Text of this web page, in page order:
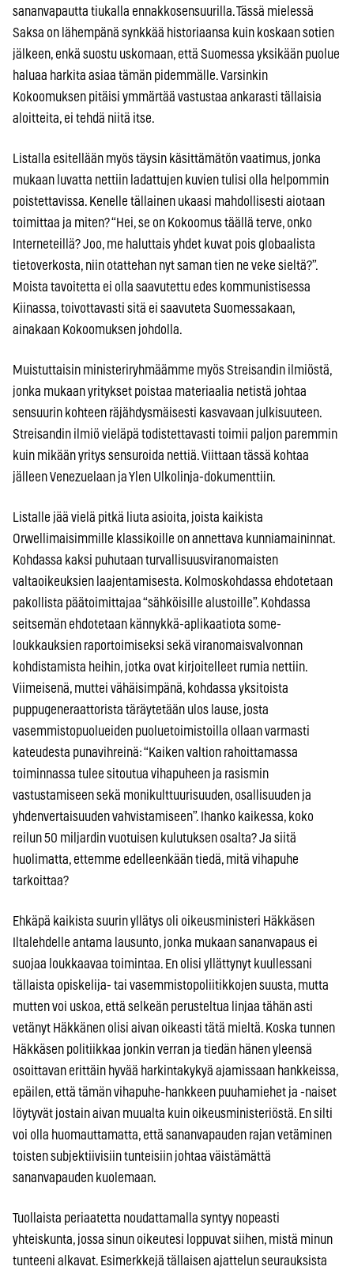
sananvapautta tiukalla ennakkosensuurilla. Tässä mielessä
Saksa on lähempänä synkkää historiaansa kuin koskaan sotien
jälkeen, enkä suostu uskomaan, että Suomessa yksikään puolue
haluaa harkita asiaa tämän pidemmälle. Varsinkin
Kokoomuksen pitäisi ymmärtää vastustaa ankarasti tällaisia
aloitteita, ei tehdä niitä itse.
Listalla esitellään myös täysin käsittämätön vaatimus, jonka
mukaan luvatta nettiin ladattujen kuvien tulisi olla helpommin
poistettavissa. Kenelle tällainen ukaasi mahdollisesti aiotaan
toimittaa ja miten? “Hei, se on Kokoomus täällä terve, onko
Interneteillä? Joo, me haluttais yhdet kuvat pois globaalista
tietoverkosta, niin otattehan nyt saman tien ne veke sieltä?”.
Moista tavoitetta ei olla saavutettu edes kommunistisessa
Kiinassa, toivottavasti sitä ei saavuteta Suomessakaan,
ainakaan Kokoomuksen johdolla.
Muistuttaisin ministeriryhmäämme myös Streisandin ilmiöstä,
jonka mukaan yritykset poistaa materiaalia netistä johtaa
sensuurin kohteen räjähdysmäisesti kasvavaan julkisuuteen.
Streisandin ilmiö vieläpä todistettavasti toimii paljon paremmin
kuin mikään yritys sensuroida nettiä. Viittaan tässä kohtaa
jälleen Venezuelaan ja Ylen Ulkolinja-dokumenttiin.
Listalle jää vielä pitkä liuta asioita, joista kaikista
Orwellimaisimmille klassikoille on annettava kunniamaininnat.
Kohdassa kaksi puhutaan turvallisuusviranomaisten
valtaoikeuksien laajentamisesta. Kolmoskohdassa ehdotetaan
pakollista päätoimittajaa “sähköisille alustoille”. Kohdassa
seitsemän ehdotetaan kännykkä-aplikaatiota some-
loukkauksien raportoimiseksi sekä viranomaisvalvonnan
kohdistamista heihin, jotka ovat kirjoitelleet rumia nettiin.
Viimeisenä, muttei vähäisimpänä, kohdassa yksitoista
puppugeneraattorista täräytetään ulos lause, josta
vasemmistopuolueiden puoluetoimistoilla ollaan varmasti
kateudesta punavihreinä: “Kaiken valtion rahoittamassa
toiminnassa tulee sitoutua vihapuheen ja rasismin
vastustamiseen sekä monikulttuurisuuden, osallisuuden ja
yhdenvertaisuuden vahvistamiseen”. Ihanko kaikessa, koko
reilun 50 miljardin vuotuisen kulutuksen osalta? Ja siitä
huolimatta, ettemme edelleenkään tiedä, mitä vihapuhe
tarkoittaa?
Ehkäpä kaikista suurin yllätys oli oikeusministeri Häkkäsen
Iltalehdelle antama lausunto, jonka mukaan sananvapaus ei
suojaa loukkaavaa toimintaa. En olisi yllättynyt kuullessani
tällaista opiskelija- tai vasemmistopoliitikkojen suusta, mutta
mutten voi uskoa, että selkeän perusteltua linjaa tähän asti
vetänyt Häkkänen olisi aivan oikeasti tätä mieltä. Koska tunnen
Häkkäsen politiikkaa jonkin verran ja tiedän hänen yleensä
osoittavan erittäin hyvää harkintakykyä ajamissaan hankkeissa,
epäilen, että tämän vihapuhe-hankkeen puuhamiehet ja -naiset
löytyvät jostain aivan muualta kuin oikeusministeriöstä. En silti
voi olla huomauttamatta, että sananvapauden rajan vetäminen
toisten subjektiivisiin tunteisiin johtaa väistämättä
sananvapauden kuolemaan.
Tuollaista periaatetta noudattamalla syntyy nopeasti
yhteiskunta, jossa sinun oikeutesi loppuvat siihen, mistä minun
tunteeni alkavat. Esimerkkejä tällaisen ajattelun seurauksista